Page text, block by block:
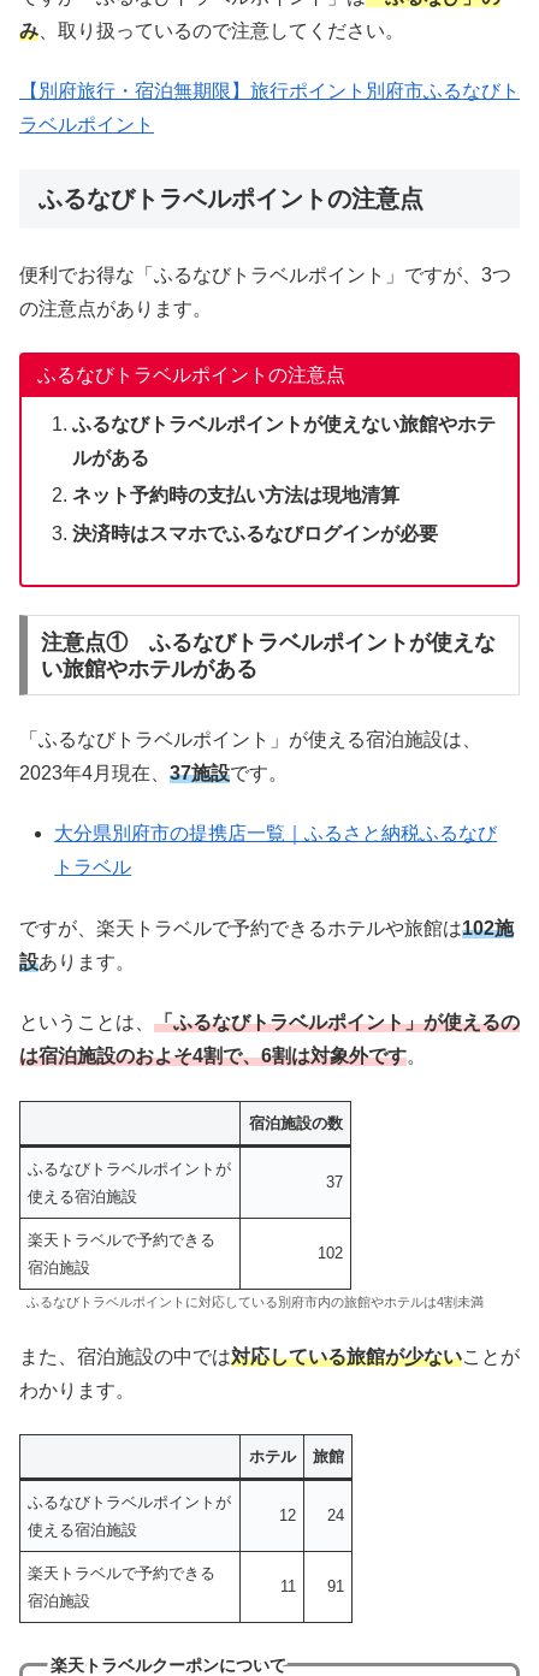
み 、取り扱っているので注意してください。
【別府旅行・宿泊無期限】旅行ポイント別府市ふるなびト
ラベルポイント
ふるなびトラベルポイントの注意点
便利でお得な「ふるなびトラベルポイント」ですが、3つ
の注意点があります。
ふるなびトラベルポイントの注意点
ふるなびトラベルポイントが使えない旅館やホテ
ルがある
ネット予約時の支払い方法は現地清算
決済時はスマホでふるなびログインが必要
注意点① ふるなびトラベルポイントが使えな
い旅館やホテルがある
「ふるなびトラベルポイント」が使える宿泊施設は、
2023年4月現在、 37施設です。
大分県別府市の提携店一覧｜ふるさと納税ふるなび
トラベル
ですが、楽天トラベルで予約できるホテルや旅館は102施
設あります。
ということは、 「ふるなびトラベルポイント」が使えるの
は宿泊施設のおよそ4割で、6割は対象外です。
宿泊施設の数
ふるなびトラベルポイントが
使える宿泊施設
37
楽天トラベルで予約できる
宿泊施設
102
ふるなびトラベルポイントに対応している別府市内の旅館やホテルは4割未満
また、宿泊施設の中では対応している旅館が少ないことが
わかります。
ホテル 旅館
ふるなびトラベルポイントが
使える宿泊施設
12 24
楽天トラベルで予約できる
宿泊施設
11 91
楽天トラベルクーポンについて